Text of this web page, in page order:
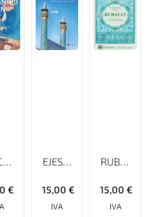
ENCUENTRO EN IRÁN
€
EJES OPUESTOS -RELATO DE UN AÑO EN IRÁN
€
15,00
IVA
RUBAYAT
€
15,00
IVA